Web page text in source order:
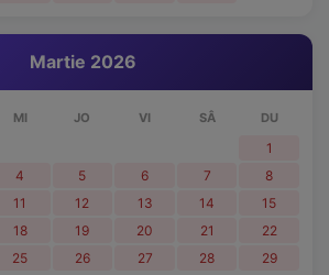
Martie 2026
MI JO VI SÂ DU
1
4 5 6 7
8
11 12 13 14
15
18 19 20 21
22
25 26 27 28
29